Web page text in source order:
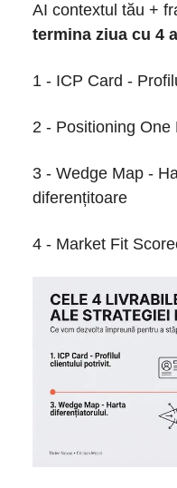
AI contextul tău +
termina ziua cu 4
1 - ICP Card -
2 - Positioning
3 - Wedge Map -
diferențitoare
4 - Market Fit